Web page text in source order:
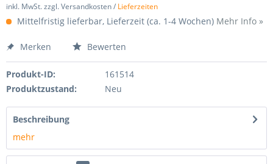
inkl. MwSt. zzgl. Versandkosten / Lieferzeiten
Mittelfristig lieferbar, Lieferzeit (ca. 1-4 Wochen) Mehr Info »
Merken Bewerten
Produkt-ID:
161514
Produktzustand:
Neu
Beschreibung
mehr